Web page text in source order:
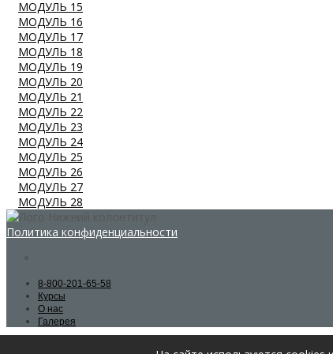
МОДУЛЬ 15
МОДУЛЬ 16
МОДУЛЬ 17
МОДУЛЬ 18
МОДУЛЬ 19
МОДУЛЬ 20
МОДУЛЬ 21
МОДУЛЬ 22
МОДУЛЬ 23
МОДУЛЬ 24
МОДУЛЬ 25
МОДУЛЬ 26
МОДУЛЬ 27
МОДУЛЬ 28
Политика конфиденциальности
8-800-201-65-58
Курсы
О нас
Галерея